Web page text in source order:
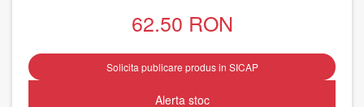
62.50 RON
Solicita publicare produs in SICAP
Alerta stoc